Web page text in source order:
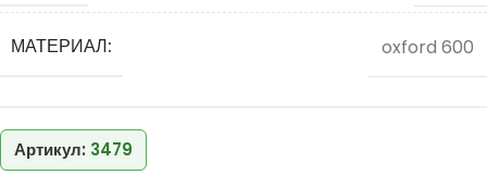
МАТЕРИАЛ: oxford 600
Артикул: 3479